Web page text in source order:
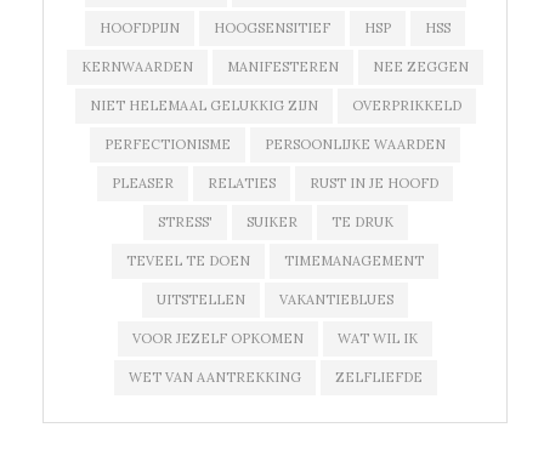
HOOFDPIJN HOOGSENSITIEF HSP HSS
KERNWAARDEN MANIFESTEREN NEE ZEGGEN
NIET HELEMAAL GELUKKIG ZIJN OVERPRIKKELD
PERFECTIONISME PERSOONLIJKE WAARDEN
PLEASER RELATIES RUST IN JE HOOFD
STRESS' SUIKER TE DRUK
TEVEEL TE DOEN TIMEMANAGEMENT
UITSTELLEN VAKANTIEBLUES
VOOR JEZELF OPKOMEN WAT WIL IK
WET VAN AANTREKKING ZELFLIEFDE